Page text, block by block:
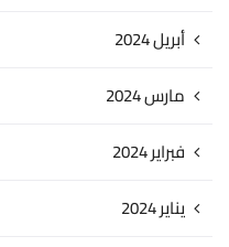
أبريل 2024
مارس 2024
فبراير 2024
يناير 2024